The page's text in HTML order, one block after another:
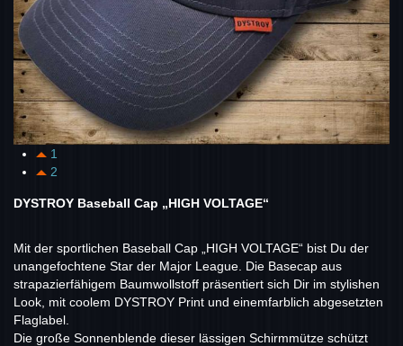
1
2
DYSTROY Baseball Cap „HIGH VOLTAGE“
Mit der sportlichen Baseball Cap „HIGH VOLTAGE“ bist Du der
unangefochtene Star der Major League. Die Basecap aus
strapazierfähigem Baumwollstoff präsentiert sich Dir im stylishen
Look, mit coolem DYSTROY Print und einemfarblich abgesetzten
Flaglabel.
Die große Sonnenblende dieser lässigen Schirmmütze schützt